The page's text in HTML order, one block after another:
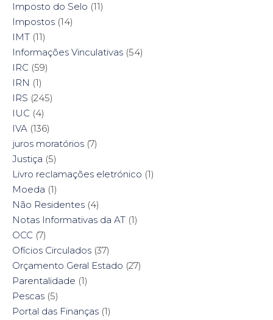
Imposto do Selo (11)
Impostos (14)
IMT (11)
Informações Vinculativas (54)
IRC (59)
IRN (1)
IRS (245)
IUC (4)
IVA (136)
juros moratórios (7)
Justiça (5)
Livro reclamações eletrónico (1)
Moeda (1)
Não Residentes (4)
Notas Informativas da AT (1)
OCC (7)
Ofícios Circulados (37)
Orçamento Geral Estado (27)
Parentalidade (1)
Pescas (5)
Portal das Finanças (1)